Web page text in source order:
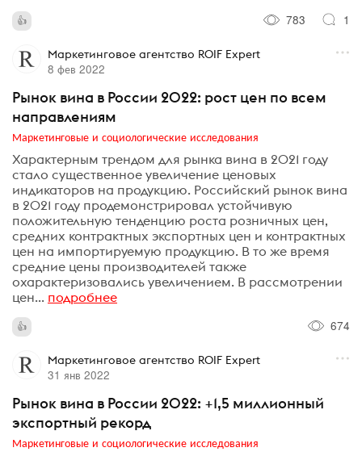
783
1
Маркетинговое агентство ROIF Expert
8 фев 2022
Рынок вина в России 2022: рост цен по всем
направлениям
Маркетинговые и социологические исследования
Характерным трендом для рынка вина в 2021 году
стало существенное увеличение ценовых
индикаторов на продукцию. Российский рынок вина
в 2021 году продемонстрировал устойчивую
положительную тенденцию роста розничных цен,
средних контрактных экспортных цен и контрактных
цен на импортируемую продукцию. В то же время
средние цены производителей также
охарактеризовались увеличением. В рассмотрении
цен... подробнее
674
Маркетинговое агентство ROIF Expert
31 янв 2022
Рынок вина в России 2022: +1,5 миллионный
экспортный рекорд
Маркетинговые и социологические исследования